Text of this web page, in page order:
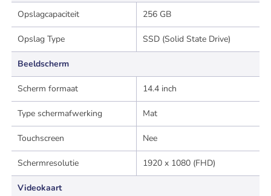
Opslagcapaciteit 256 GB
Opslag Type SSD (Solid State Drive)
Beeldscherm
Scherm formaat 14.4 inch
Type schermafwerking Mat
Touchscreen Nee
Schermresolutie 1920 x 1080 (FHD)
Videokaart